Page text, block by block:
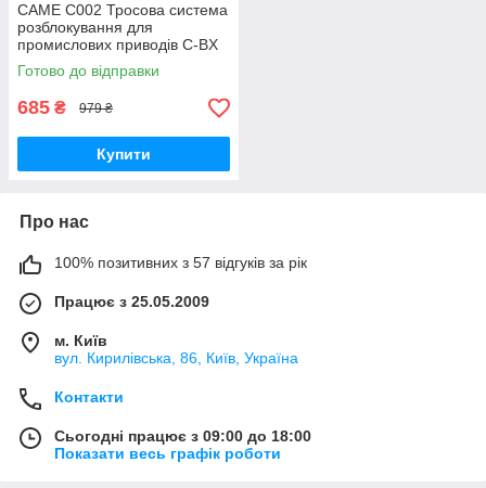
CAME C002 Тросова система
розблокування для
промислових приводів C-BX
Готово до відправки
685 ₴ 979 ₴
Купити
Про нас
100% позитивних з 57 відгуків за рік
Працює з 25.05.2009
м. Київ
вул. Кирилівська, 86, Київ, Україна
Контакти
Сьогодні працює з 09:00 до 18:00
Показати весь графік роботи